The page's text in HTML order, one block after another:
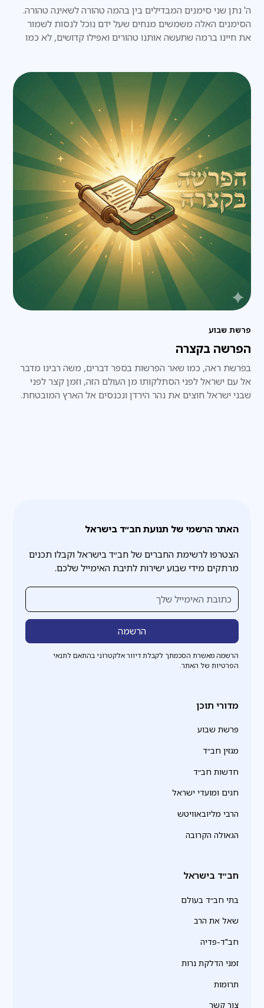
ה' נתן שני סימנים המבדילים בין בהמה טהורה לשאינה טהורה.
הסימנים האלה משמשים מנחים שעל ידם נוכל לנסות לשמור
את חיינו ברמה שתעשה אותנו טהורים ואפילו קדושים, לא כמו
פרשת שבוע
הפרשה בקצרה
בפרשת ראה, כמו שאר הפרשות בספר דברים, משה רבינו מדבר
אל עם ישראל לפני הסתלקותו מן העולם הזה, וזמן קצר לפני
שבני ישראל חוצים את נהר הירדן ונכנסים אל הארץ המובטחת.
האתר הרשמי של תנועת חב״ד בישראל
הצטרפו לרשימת החברים של חב״ד בישראל וקבלו תכנים
מרתקים מידי שבוע ישירות לתיבת האימייל שלכם.
הרשמה מאשרת הסכמתך לקבלת דיוור אלקטרוני בהתאם לתנאי
הפרטיות של האתר.
מדורי תוכן
פרשת שבוע
מגזין חב״ד
חדשות חב״ד
חגים ומועדי ישראל
הרבי מליובאוויטש
הגאולה הקרובה
חב״ד בישראל
בתי חב״ד בעולם
שאל את הרב
חב"ד-פדיה
זמני הדלקת נרות
תרומות
צור קשר